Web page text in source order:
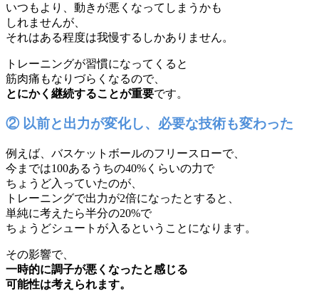
いつもより、動きが悪くなってしまうかも
しれませんが、
それはある程度は我慢するしかありません。
トレーニングが習慣になってくると
筋肉痛もなりづらくなるので、
とにかく継続することが重要です。
② 以前と出力が変化し、必要な技術も変わった
例えば、バスケットボールのフリースローで、
今までは100あるうちの40%くらいの力で
ちょうど入っていたのが、
トレーニングで出力が2倍になったとすると、
単純に考えたら半分の20%で
ちょうどシュートが入るということになります。
その影響で、
一時的に調子が悪くなったと感じる
可能性は考えられます。